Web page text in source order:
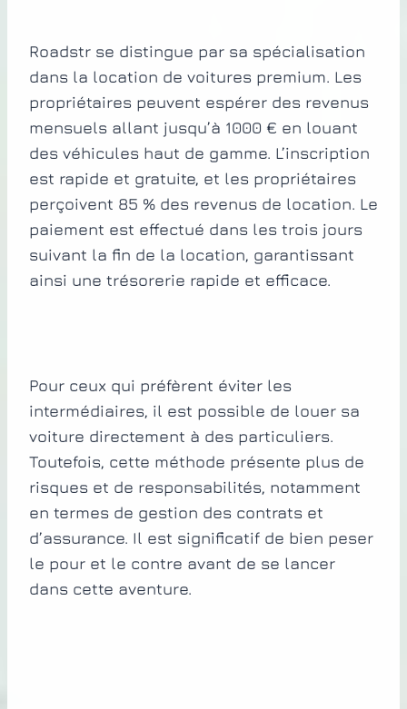
Roadstr se distingue par sa spécialisation
dans la location de voitures premium. Les
propriétaires peuvent espérer des revenus
mensuels allant jusqu’à 1000 € en louant
des véhicules haut de gamme. L’inscription
est rapide et gratuite, et les propriétaires
perçoivent 85 % des revenus de location. Le
paiement est effectué dans les trois jours
suivant la fin de la location, garantissant
ainsi une trésorerie rapide et efficace.
Pour ceux qui préfèrent éviter les
intermédiaires, il est possible de louer sa
voiture directement à des particuliers.
Toutefois, cette méthode présente plus de
risques et de responsabilités, notamment
en termes de gestion des contrats et
d’assurance. Il est significatif de bien peser
le pour et le contre avant de se lancer
dans cette aventure.